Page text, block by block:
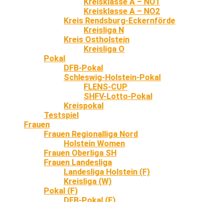
Kreisklasse A – NO2
Kreis Rendsburg-Eckernförde
Kreisliga N
Kreis Ostholstein
Kreisliga O
Pokal
DFB-Pokal
Schleswig-Holstein-Pokal
FLENS-CUP
SHFV-Lotto-Pokal
Kreispokal
Testspiel
Frauen
Frauen Regionalliga Nord
Holstein Women
Frauen Oberliga SH
Frauen Landesliga
Landesliga Holstein (F)
Kreisliga (W)
Pokal (F)
DFB-Pokal (F)